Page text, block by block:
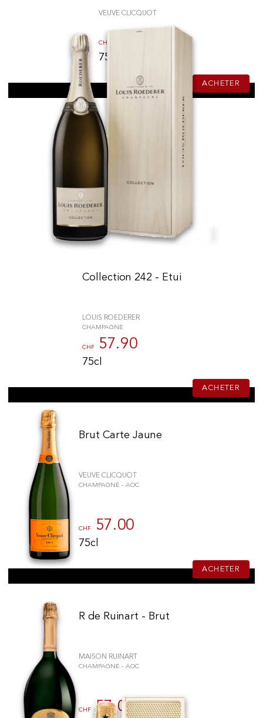
VEUVE CLICQUOT
CHF
75cl
ACHETER
Collection 242 - Etui
LOUIS ROEDERER
CHAMPAGNE
CHF57.90
75cl
ACHETER
Brut Carte Jaune
VEUVE CLICQUOT
CHAMPAGNE - AOC
CHF 57.00
75cl
ACHETER
R de Ruinart - Brut
MAISON RUINART
CHAMPAGNE - AOC
CHF 57.00